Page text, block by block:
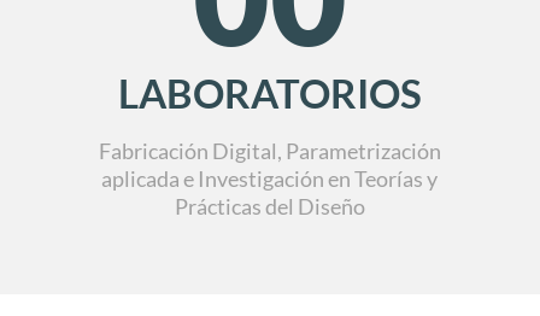
LABORATORIOS
Fabricación Digital, Parametrización
aplicada e Investigación en Teorías y
Prácticas del Diseño